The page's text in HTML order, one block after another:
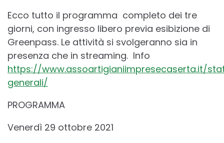
Ecco tutto il programma completo dei tre
giorni, con ingresso libero previa esibizione di
Greenpass. Le attività si svolgeranno sia in
presenza che in streaming. Info
https://www.assoartigianiimpresecaserta.it/
generali/
PROGRAMMA
Venerdì 29 ottobre 2021